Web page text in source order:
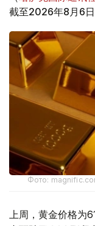
截至2026年8月6日
Фото:
上周，黄金价格为